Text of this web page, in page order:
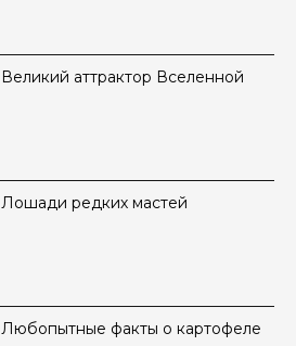
Великий аттрактор Вселенной
Лошади редких мастей
Любопытные факты о картофеле